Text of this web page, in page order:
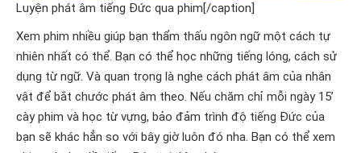
Luyện phát âm tiếng Đức qua phim[/caption]
Xem phim nhiều giúp bạn thẩm thấu ngôn ngữ một cách tự
nhiên nhất có thể. Bạn có thể học những tiếng lóng, cách sử
dụng từ ngữ. Và quan trọng là nghe cách phát âm của nhân
vật để bắt chước phát âm theo. Nếu chăm chỉ mỗi ngày 15’
cày phim và học từ vựng, bảo đảm trình độ tiếng Đức của
bạn sẽ khác hẳn so với bây giờ luôn đó nha. Bạn có thể xem